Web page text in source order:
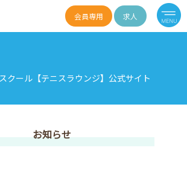
会員専用 求人
クール【テニスラウンジ】公式サイト
お知らせ